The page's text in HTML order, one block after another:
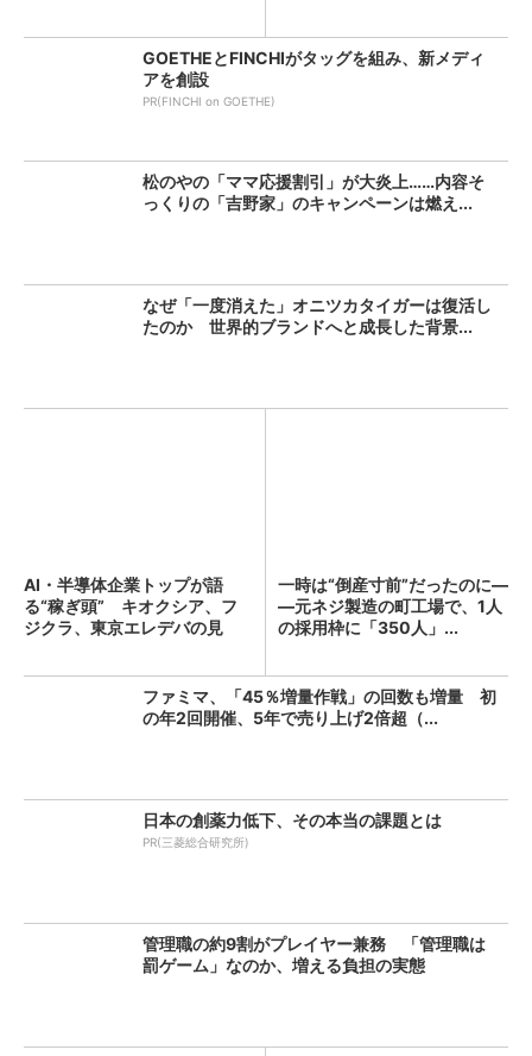
GOETHEとFINCHIがタッグを組み、新メディ
アを創設
PR(FINCHI on GOETHE)
松のやの「ママ応援割引」が大炎上……内容そ
っくりの「吉野家」のキャンペーンは燃え...
なぜ「一度消えた」オニツカタイガーは復活し
たのか 世界的ブランドへと成長した背景...
AI・半導体企業トップが語
る“稼ぎ頭” キオクシア、フ
ジクラ、東京エレデバの見
一時は“倒産寸前”だったのに―
―元ネジ製造の町工場で、1人
の採用枠に「350人」...
ファミマ、「45％増量作戦」の回数も増量 初
の年2回開催、5年で売り上げ2倍超（...
日本の創薬力低下、その本当の課題とは
PR(三菱総合研究所)
管理職の約9割がプレイヤー兼務 「管理職は
罰ゲーム」なのか、増える負担の実態